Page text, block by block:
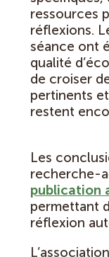
ressources
réflexions.
séance ont
qualité
de croiser
pertinents
restent
Les
recherche-
publication
permettant
réflexion